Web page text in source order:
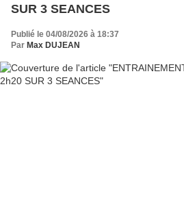
SUR 3 SEANCES
Publié le 04/08/2026 à 18:37
Par Max DUJEAN